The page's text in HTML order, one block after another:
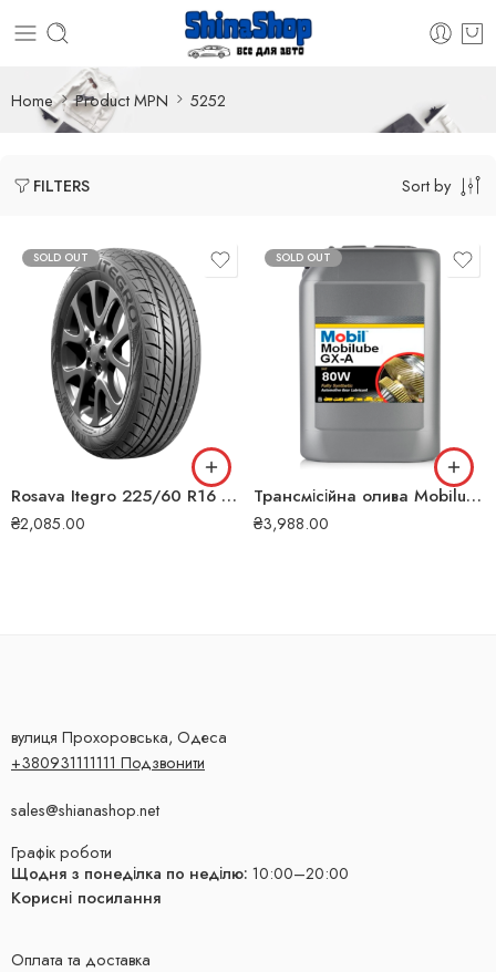
Home Product MPN 5252
FILTERS Sort by
SOLD OUT
Rosava Itegro 225/60 R16 98V літня шина
₴2,085.00
SOLD OUT
Трансмісійна олива Mobilube GXA 80W 20л 251
₴3,988.00
вулиця Прохоровська, Одеса
+380931111111 Подзвонити
sales@shianashop.net
Графік роботи
Щодня з понеділка по неділю: 10:00–20:00
Корисні посилання
Оплата та доставка